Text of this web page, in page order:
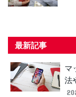
最新記事
マ
法